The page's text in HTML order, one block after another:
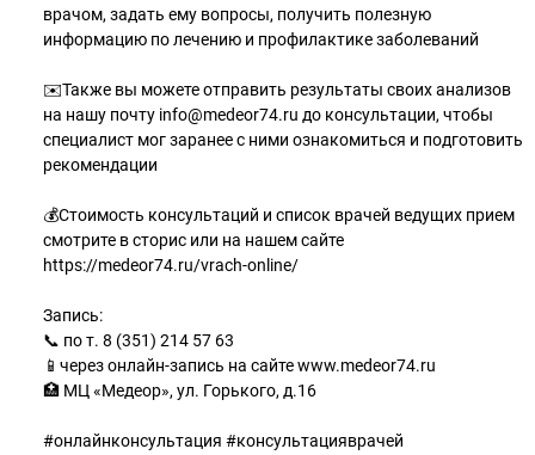
врачом, задать ему вопросы, получить полезную
информацию по лечению и профилактике заболеваний
✉️Также вы можете отправить результаты своих анализов
на нашу почту info@medeor74.ru до консультации, чтобы
специалист мог заранее с ними ознакомиться и подготовить
рекомендации
💰Стоимость консультаций и список врачей ведущих прием
смотрите в сторис или на нашем сайте
https://medeor74.ru/vrach-online/
Запись:
📞 по т. 8 (351) 214 57 63
📱через онлайн-запись на сайте www.medeor74.ru
🏥 МЦ «Медеор», ул. Горького, д.16
#онлайнконсультация #консультацияврачей